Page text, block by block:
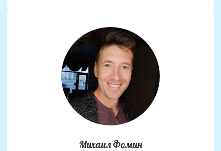
Михаил Фомин